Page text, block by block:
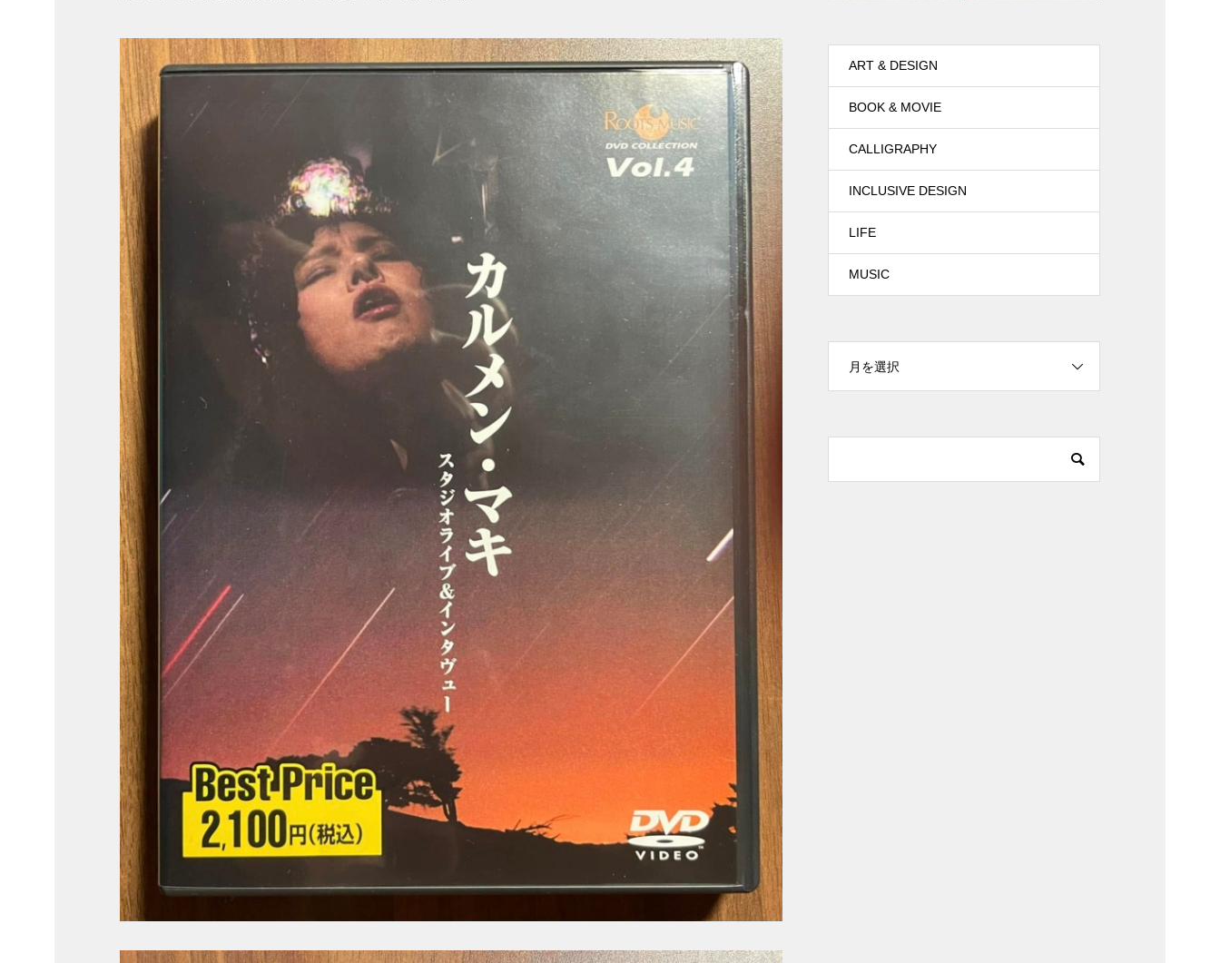
ART & DESIGN
BOOK & MOVIE
CALLIGRAPHY
INCLUSIVE DESIGN
LIFE
MUSIC
月を選択